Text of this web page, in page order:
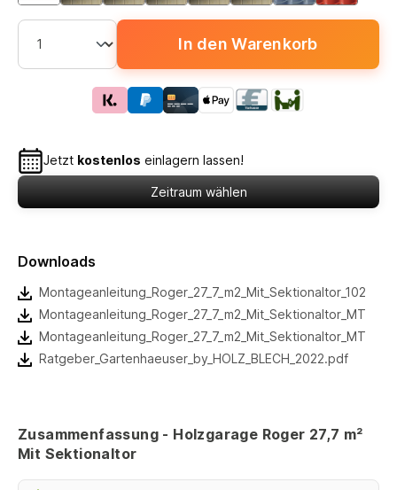
In den Warenkorb
Jetzt kostenlos einlagern lassen!
Zeitraum wählen
Downloads
Ratgeber_Gartenhaeuser_by_HOLZ_BLECH_2022.pdf
Zusammenfassung - Holzgarage Roger 27,7 m²
Mit Sektionaltor